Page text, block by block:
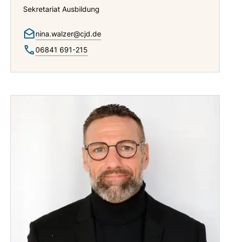
Sekretariat Ausbildung
nina.walzer@cjd.de
06841 691-215